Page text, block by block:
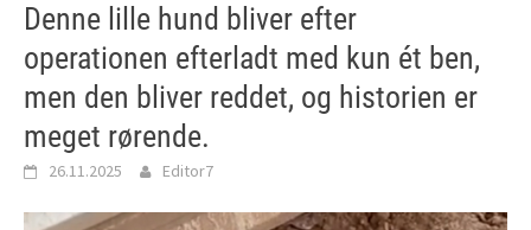
Denne lille hund bliver efter
operationen efterladt med kun ét ben,
men den bliver reddet, og historien er
meget rørende.
26.11.2025 Editor7